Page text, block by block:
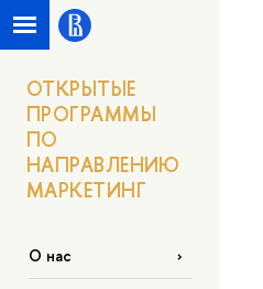
ОТКРЫТЫЕ
ПРОГРАММЫ
ПО
НАПРАВЛЕНИЮ
МАРКЕТИНГ
О нас